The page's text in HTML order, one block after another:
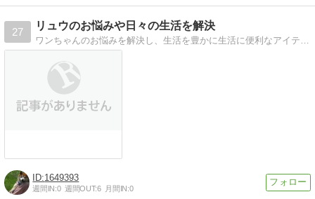
27
リュウのお悩みや日々の生活を解決
ワンちゃんのお悩みを解決し、生活を豊かに生活に便利なアイテムを駆使しながら、日々の生活を豊かにするアイデアを皆様にお届け
1649393
週間IN:0 週間OUT:6 月間IN:0